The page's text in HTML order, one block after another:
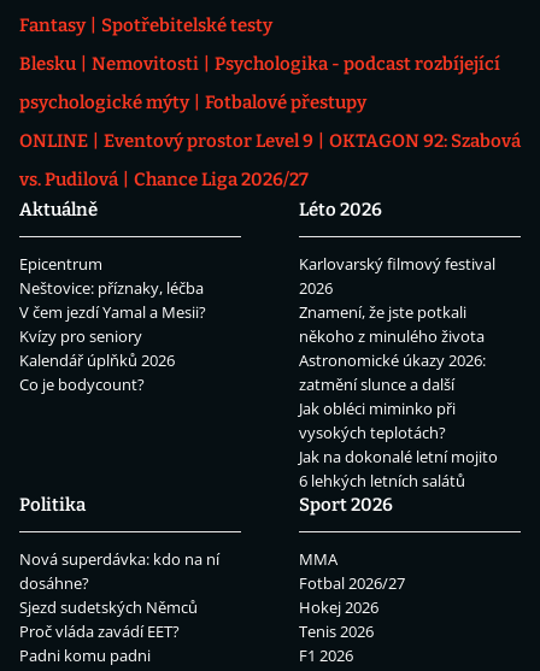
Fantasy
Spotřebitelské testy
Blesku
Nemovitosti
Psychologika - podcast rozbíjející
psychologické mýty
Fotbalové přestupy
ONLINE
Eventový prostor Level 9
OKTAGON 92: Szabová
vs. Pudilová
Chance Liga 2026/27
Aktuálně
Epicentrum
Neštovice: příznaky, léčba
V čem jezdí Yamal a Mesii?
Kvízy pro seniory
Kalendář úplňků 2026
Co je bodycount?
Léto 2026
Karlovarský filmový festival
2026
Znamení, že jste potkali
někoho z minulého života
Astronomické úkazy 2026:
zatmění slunce a další
Jak obléci miminko při
vysokých teplotách?
Jak na dokonalé letní mojito
6 lehkých letních salátů
Politika
Nová superdávka: kdo na ní
dosáhne?
Sjezd sudetských Němců
Proč vláda zavádí EET?
Padni komu padni
Sport 2026
MMA
Fotbal 2026/27
Hokej 2026
Tenis 2026
F1 2026